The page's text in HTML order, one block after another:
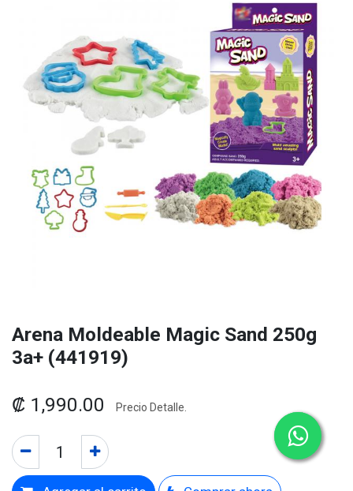
Arena Moldeable Magic Sand 250g
3a+ (441919)
₡ 1,990.00 Precio Detalle.